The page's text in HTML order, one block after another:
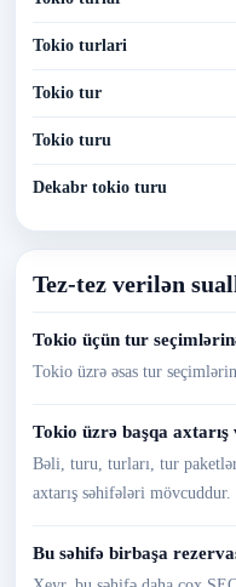
Tokio turlari
Tokio tur
Tokio turu
Dekabr tokio turu
Tez-tez verilən
Tokio üçün tur
Tokio üzrə əsas tur
Tokio üzrə başqa
Bəli, turu, turları, tur
axtarış səhifələri mövcuddur.
Bu səhifə birbaşa